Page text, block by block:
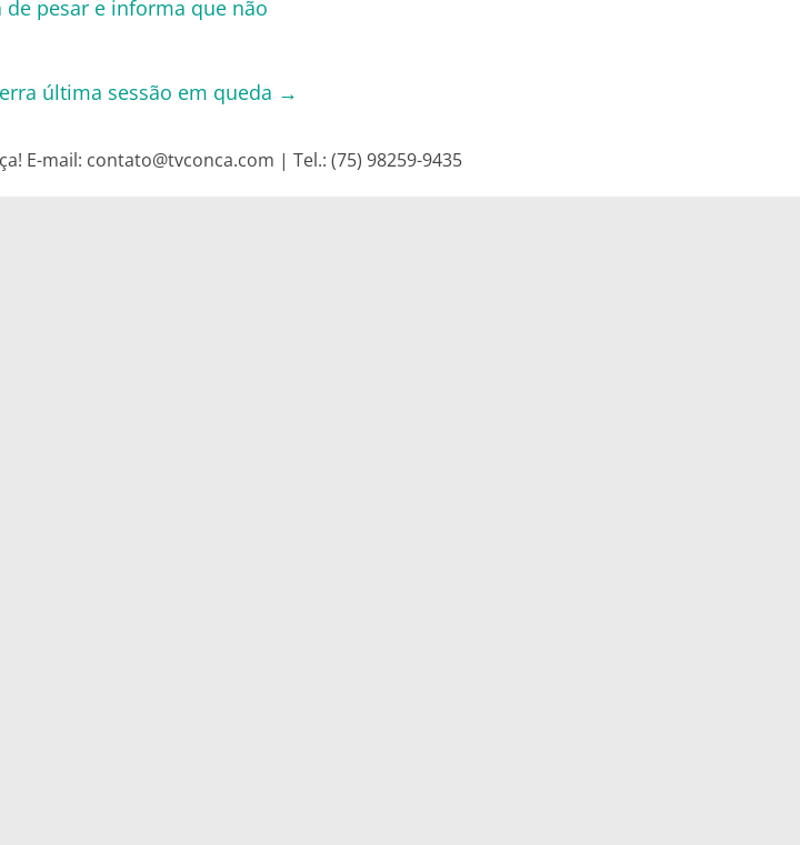
de pesar e informa que não
última sessão em queda →
E-mail: contato@tvconca.com | Tel.: (75) 98259-9435